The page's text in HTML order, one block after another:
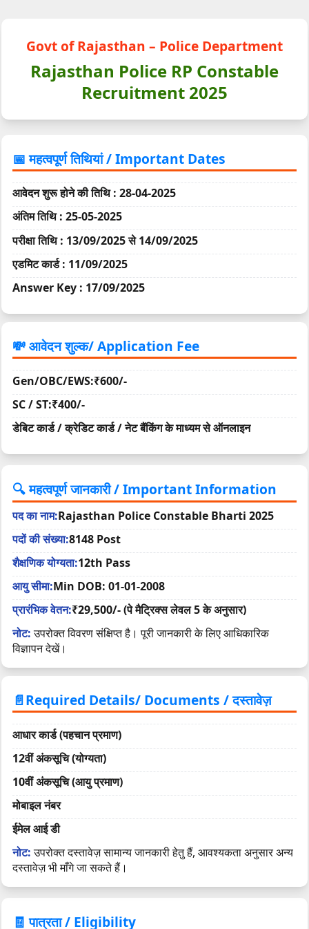
Govt of Rajasthan – Police Department
Rajasthan Police RP Constable
Recruitment 2025
📅 महत्वपूर्ण तिथियां / Important Dates
आवेदन शुरू होने की तिथि : 28-04-2025
अंतिम तिथि : 25-05-2025
परीक्षा तिथि : 13/09/2025 से 14/09/2025
एडमिट कार्ड : 11/09/2025
Answer Key : 17/09/2025
💸 आवेदन शुल्क/ Application Fee
Gen/OBC/EWS:₹600/-
SC / ST:₹400/-
डेबिट कार्ड / क्रेडिट कार्ड / नेट बैंकिंग के माध्यम से ऑनलाइन
🔍 महत्वपूर्ण जानकारी / Important Information
पद का नाम:Rajasthan Police Constable Bharti 2025
पदों की संख्या:8148 Post
शैक्षणिक योग्यता:12th Pass
आयु सीमा:Min DOB: 01-01-2008
प्रारंभिक वेतन:₹29,500/- (पे मैट्रिक्स लेवल 5 के अनुसार)
नोट:उपरोक्त विवरण संक्षिप्त है। पूरी जानकारी के लिए आधिकारिक
विज्ञापन देखें।
📄Required Details/ Documents / दस्तावेज़
आधार कार्ड (पहचान प्रमाण)
12वीं अंकसूचि (योग्यता)
10वीं अंकसूचि (आयु प्रमाण)
मोबाइल नंबर
ईमेल आई डी
नोट:उपरोक्त दस्तावेज़ सामान्य जानकारी हेतु हैं, आवश्यकता अनुसार अन्य
दस्तावेज़ भी माँगे जा सकते हैं।
🧾 पात्रता / Eligibility